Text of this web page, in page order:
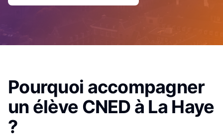
Pourquoi accompagner
un élève CNED à La Haye
?